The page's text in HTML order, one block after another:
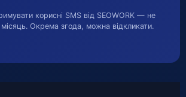
корисні SMS від SEOWORK — не
місяць. Окрема згода, можна відкликати.